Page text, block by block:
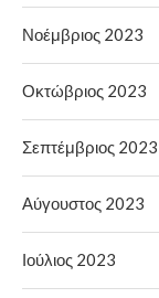
Νοέμβριος 2023
Οκτώβριος 2023
Σεπτέμβριος 2023
Αύγουστος 2023
Ιούλιος 2023